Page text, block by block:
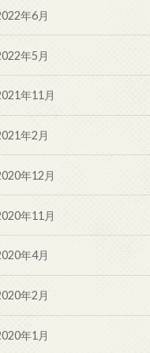
年6月
年5月
年11月
年2月
年12月
年11月
年4月
年2月
年1月